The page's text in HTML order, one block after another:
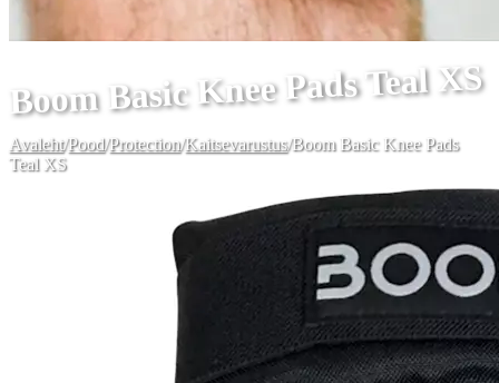
Boom Basic Knee Pads Teal XS
Avaleht/Pood/Protection/Kaitsevarustus/Boom Basic Knee Pads
Teal XS